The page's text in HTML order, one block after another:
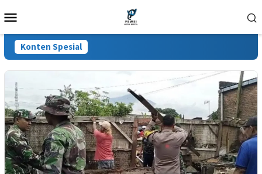
ke
Mobile
Konten Spesial